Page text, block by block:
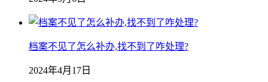
档案不见了怎么补办,找不到了咋处理?
2024年4月17日